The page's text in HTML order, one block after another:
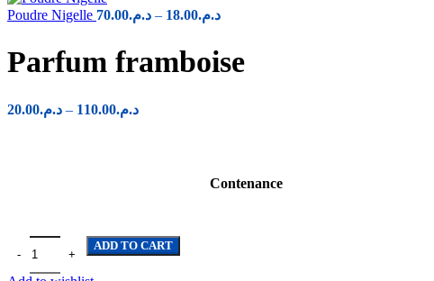
Poudre Nigelle د.م.18.00
– د.م.70.00
Price
through
Parfum framboise
د.م.20.00 – د.م.110.00
Price
Contenance
Parfum framboise quantity
ADD TO CART